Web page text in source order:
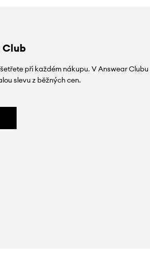
Club
při každém nákupu. V Answear Clubu
slevu z běžných cen.